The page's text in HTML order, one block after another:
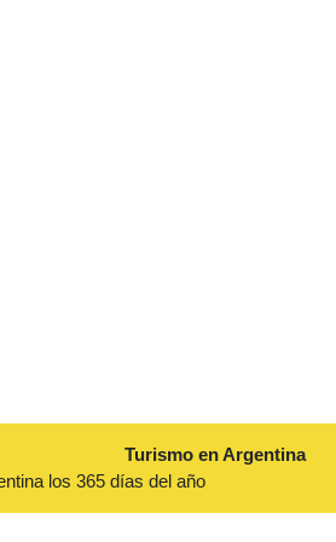
Turismo en Argentina
los 365 días del año